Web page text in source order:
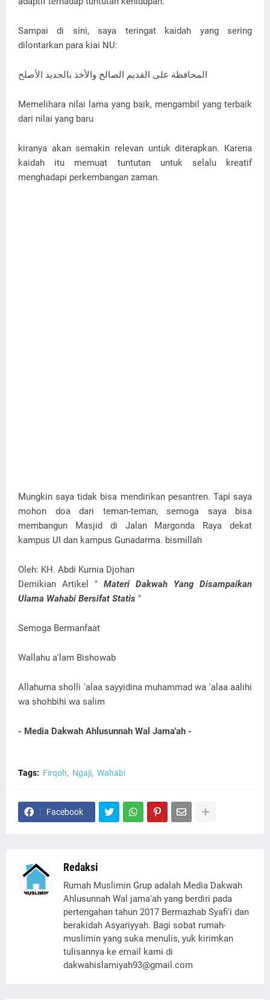
Sampai di sini, saya teringat kaidah yang sering
dilontarkan para kiai NU:
المحافظة على القديم الصالح والأخذ بالجديد الأصلح
Memelihara nilai lama yang baik, mengambil yang terbaik
dari nilai yang baru
kiranya akan semakin relevan untuk diterapkan. Karena
kaidah itu memuat tuntutan untuk selalu kreatif
menghadapi perkembangan zaman.
Mungkin saya tidak bisa mendirikan pesantren. Tapi saya
mohon doa dari teman-teman, semoga saya bisa
membangun Masjid di Jalan Margonda Raya dekat
kampus UI dan kampus Gunadarma. bismillah
Oleh: KH. Abdi Kurnia Djohan
Demikian Artikel " Materi Dakwah Yang Disampaikan
Ulama Wahabi Bersifat Statis "
Semoga Bermanfaat
Wallahu a'lam Bishowab
Allahuma sholli 'alaa sayyidina muhammad wa 'alaa aalihi
wa shohbihi wa salim
- Media Dakwah Ahlusunnah Wal Jama'ah -
Tags: Firqoh Ngaji Wahabi
Facebook
Redaksi
Rumah Muslimin Grup adalah Media Dakwah
Ahlusunnah Wal jama'ah yang berdiri pada
pertengahan tahun 2017 Bermazhab Syafi'i dan
berakidah Asyariyyah. Bagi sobat rumah-
muslimin yang suka menulis, yuk kirimkan
tulisannya ke email kami di
dakwahislamiyah93@gmail.com